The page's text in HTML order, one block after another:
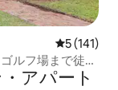
レビュー
5 (141)
ルフ場まで徒
アパート